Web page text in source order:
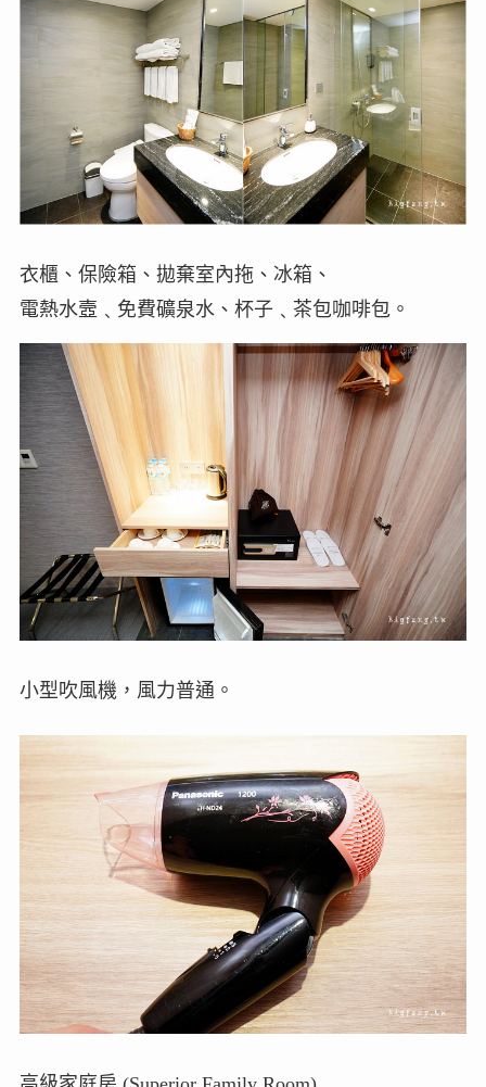
衣櫃、保險箱、拋棄室內拖、冰箱、
電熱水壼﹑免費礦泉水、杯子﹑茶包咖啡包。
小型吹風機，風力普通。